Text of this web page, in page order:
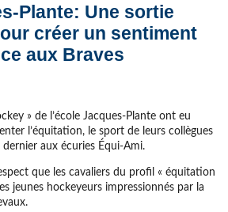
Plante: Une sortie
créer un sentiment
aux Braves
» de l’école Jacques-Plante ont eu
l’équitation, le sport de leurs collègues
aux écuries Équi-Ami.
que les cavaliers du profil « équitation
jeunes hockeyeurs impressionnés par la